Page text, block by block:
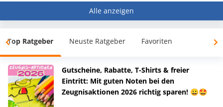
Alle anzeigen
Top Ratgeber Neuste Ratgeber Favoriten
Gutscheine, Rabatte, T-Shirts & freier
Eintritt: Mit guten Noten bei den
Zeugnisaktionen 2026 richtig sparen! 😀🤩